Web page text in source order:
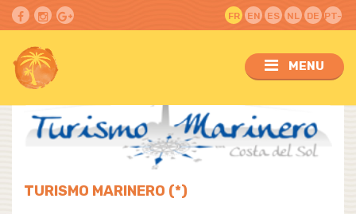
FR EN ES NL DE PT-
MENU
TURISMO MARINERO (*)